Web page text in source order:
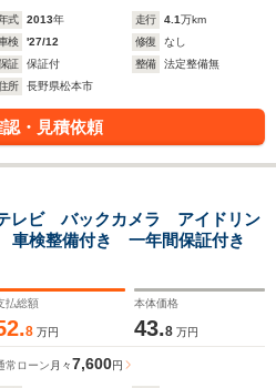
式 2013年 走行 4.1万km
検
'27/12 修復
なし
証
保証付 整備
法定整備無
所
長野県松本市
・見積依頼
ビ バックカメラ アイドリン
検整備付き 一年間保証付き
払総額
8 万円
本体価格
43.8 万円
常ローン 月々7,600円